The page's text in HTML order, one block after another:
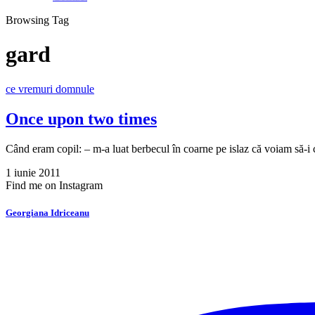
Browsing Tag
gard
ce vremuri domnule
Once upon two times
Când eram copil: – m-a luat berbecul în coarne pe islaz că voiam să-
1 iunie 2011
Find me on Instagram
Georgiana Idriceanu